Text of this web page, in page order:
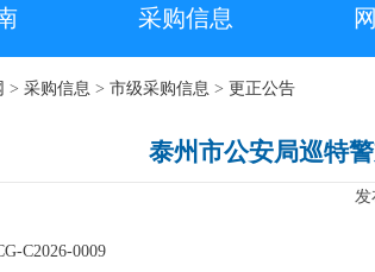
采购信息
> 采购信息 > 市级采购信息 > 更正公告
泰州市公安局巡特
发
C2026-0009